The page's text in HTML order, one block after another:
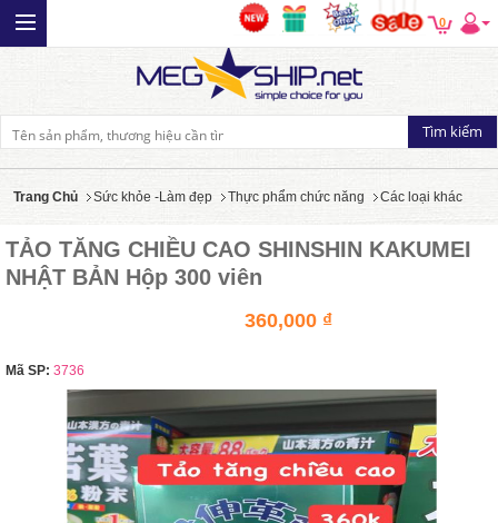
0
Trang Chủ Sức khỏe -Làm đẹp Thực phẩm chức năng Các loại khác
TẢO TĂNG CHIỀU CAO SHINSHIN KAKUMEI
NHẬT BẢN Hộp 300 viên
360,000 ₫
Mã SP: 3736